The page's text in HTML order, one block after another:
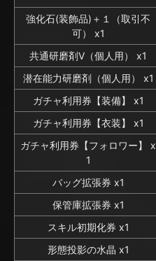
強化石(装飾品)＋１（取引不
可） x1
共通研磨剤V（個人用） x1
潜在能力研磨剤（個人用） x1
ガチャ利用券【装備】 x1
ガチャ利用券【衣装】 x1
ガチャ利用券【フォロワー】 x
1
バッグ拡張券 x1
保管庫拡張券 x1
スキル初期化券 x1
形態投影の水晶 x1